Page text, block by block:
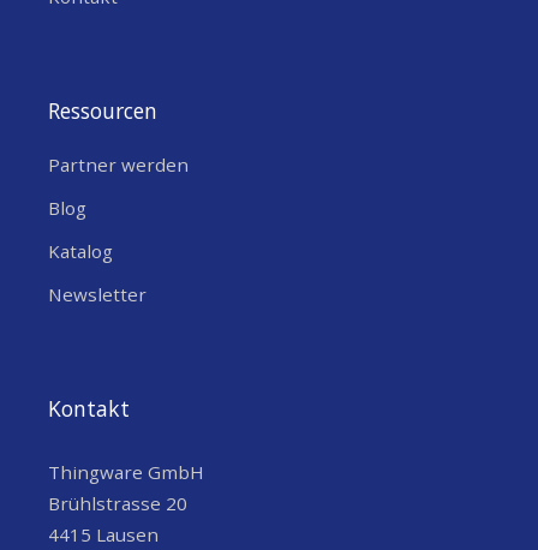
Ressourcen
Partner werden
Blog
Katalog
Newsletter
Kontakt
Thingware GmbH
Brühlstrasse 20
4415 Lausen